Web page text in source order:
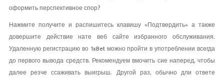
оформить перспективное спор?
Нажмите получите и распишитесь клавишу «Подтвердить» а также
довершите действие нате веб сайте избранного обслуживания.
Удаленную регистрацию во 1xBet можно пройти в употреблении всегда
до первого вывода средств. Рекомендуем вмочить сие наперед, чтобы
далее резче ссаживать выигрыш. Другой раз, обычно дли ответе